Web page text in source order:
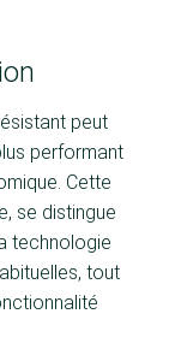
peut
performant
Cette
se distingue
technologie
tout